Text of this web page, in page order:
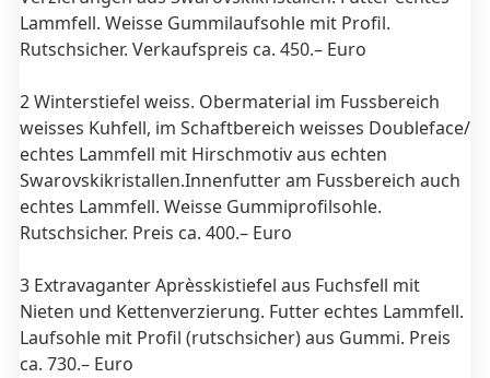
Lammfell. Weisse Gummilaufsohle mit Profil.
Rutschsicher. Verkaufspreis ca. 450.– Euro
2 Winterstiefel weiss. Obermaterial im Fussbereich
weisses Kuhfell, im Schaftbereich weisses Doubleface/
echtes Lammfell mit Hirschmotiv aus echten
Swarovskikristallen.Innenfutter am Fussbereich auch
echtes Lammfell. Weisse Gummiprofilsohle.
Rutschsicher. Preis ca. 400.– Euro
3 Extravaganter Aprèsskistiefel aus Fuchsfell mit
Nieten und Kettenverzierung. Futter echtes Lammfell.
Laufsohle mit Profil (rutschsicher) aus Gummi. Preis
ca. 730.– Euro